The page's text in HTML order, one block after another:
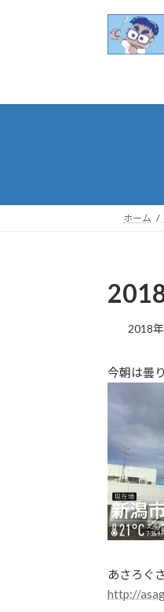
へ
ョ
ホーム
2018
今朝は曇
あさろぐ
http://